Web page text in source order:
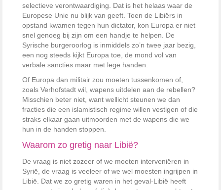
selectieve verontwaardiging. Dat is het helaas waar de
Europese Unie nu blijk van geeft. Toen de Libiërs in
opstand kwamen tegen hun dictator, kon Europa er niet
snel genoeg bij zijn om een handje te helpen. De
Syrische burgeroorlog is inmiddels zo’n twee jaar bezig,
een nog steeds kijkt Europa toe, de mond vol van
verbale sancties maar met lege handen.
Of Europa dan militair zou moeten tussenkomen of,
zoals Verhofstadt wil, wapens uitdelen aan de rebellen?
Misschien beter niet, want wellicht steunen we dan
fracties die een islamistisch regime willen vestigen of die
straks elkaar gaan uitmoorden met de wapens die we
hun in de handen stoppen.
Waarom zo gretig naar Libië?
De vraag is niet zozeer of we moeten interveniëren in
Syrië, de vraag is veeleer of we wel moesten ingrijpen in
Libië. Dat we zo gretig waren in het geval-Libië heeft